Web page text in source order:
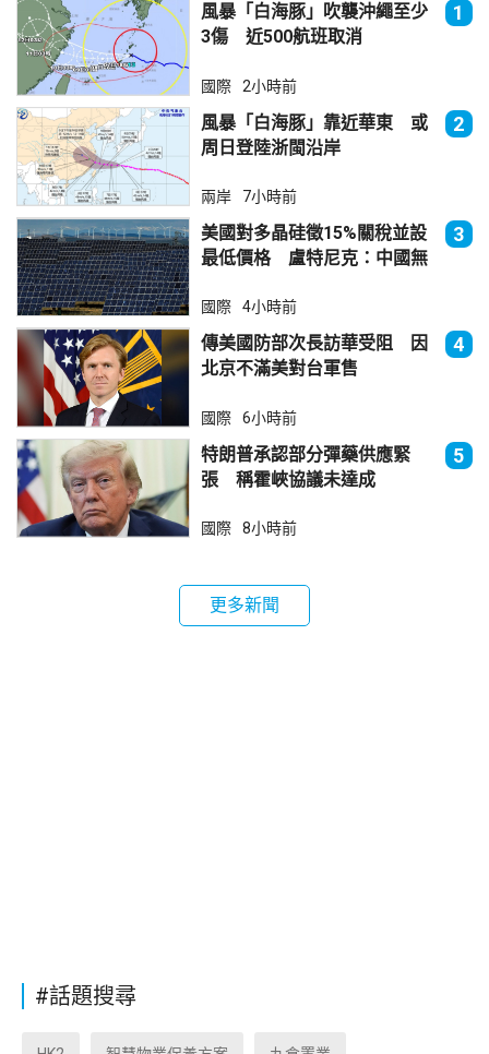
風暴「白海豚」吹襲沖繩至少
3傷 近500航班取消
1
國際 2小時前
風暴「白海豚」靠近華東 或
周日登陸浙閩沿岸
2
兩岸 7小時前
美國對多晶硅徵15%關稅並設
最低價格 盧特尼克：中國無
3
國際 4小時前
傳美國防部次長訪華受阻 因
北京不滿美對台軍售
4
國際 6小時前
特朗普承認部分彈藥供應緊
張 稱霍峽協議未達成
5
國際 8小時前
更多新聞
#話題搜尋